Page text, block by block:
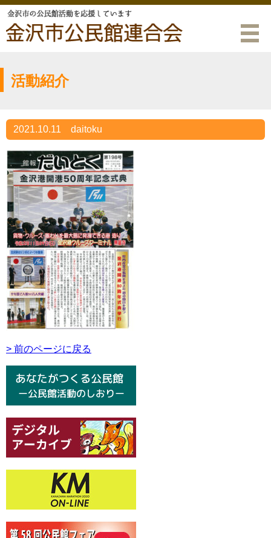
活動紹介
2021.10.11 daitoku
> 前のページに戻る